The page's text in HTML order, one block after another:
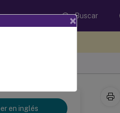
Buscar
en inglés
×